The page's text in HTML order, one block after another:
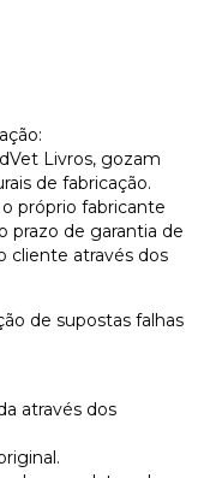
Livros, gozam
de fabricação.
próprio fabricante
prazo de garantia de
cliente através dos
de supostas falhas
através dos